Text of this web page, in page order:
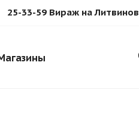
25-33-59 Вираж на